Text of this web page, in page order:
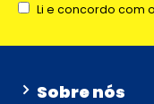
Li e concordo com
Sobre nós